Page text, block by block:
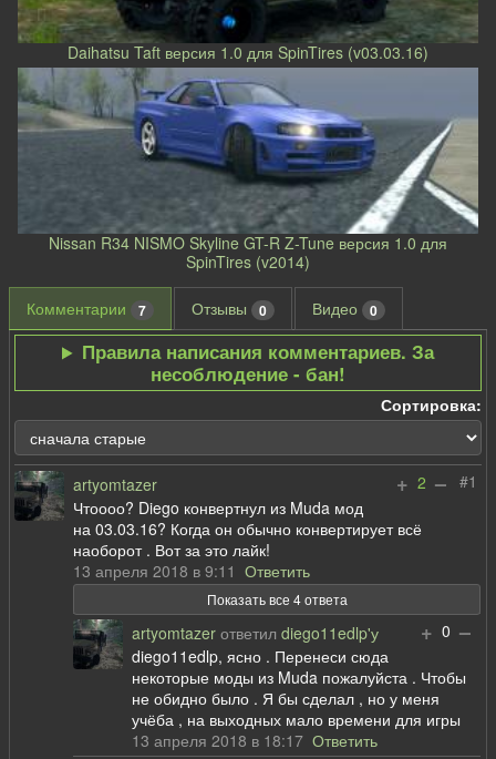
Daihatsu Taft версия 1.0 для SpinTires (v03.03.16)
Nissan R34 NISMO Skyline GT-R Z-Tune версия 1.0 для
SpinTires (v2014)
Комментарии 7 Отзывы 0 Видео 0
Правила написания комментариев. За
несоблюдение - бан!
Сортировка:
#1
+ 2 –
artyomtazer
Чтоооо? Diego конвертнул из Muda мод
на 03.03.16? Когда он обычно конвертирует всё
наоборот . Вот за это лайк!
13 апреля 2018 в 9:11Ответить
Показать все 4 ответа
+ 0 –
artyomtazer ответилdiego11edlp'у
diego11edlp, ясно . Перенеси сюда
некоторые моды из Muda пожалуйста . Чтобы
не обидно было . Я бы сделал , но у меня
учёба , на выходных мало времени для игры
13 апреля 2018 в 18:17Ответить